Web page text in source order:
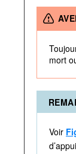
mort
Voir